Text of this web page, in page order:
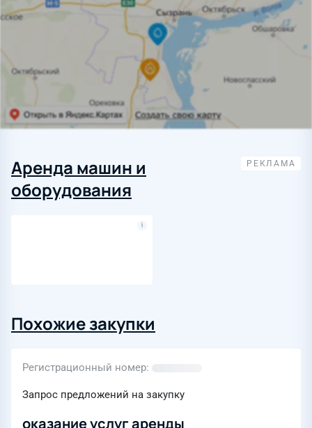
Аренда машин и
оборудования
Похожие закупки
Регистрационный номер
Запрос предложений на закупку
оказание услуг аренды